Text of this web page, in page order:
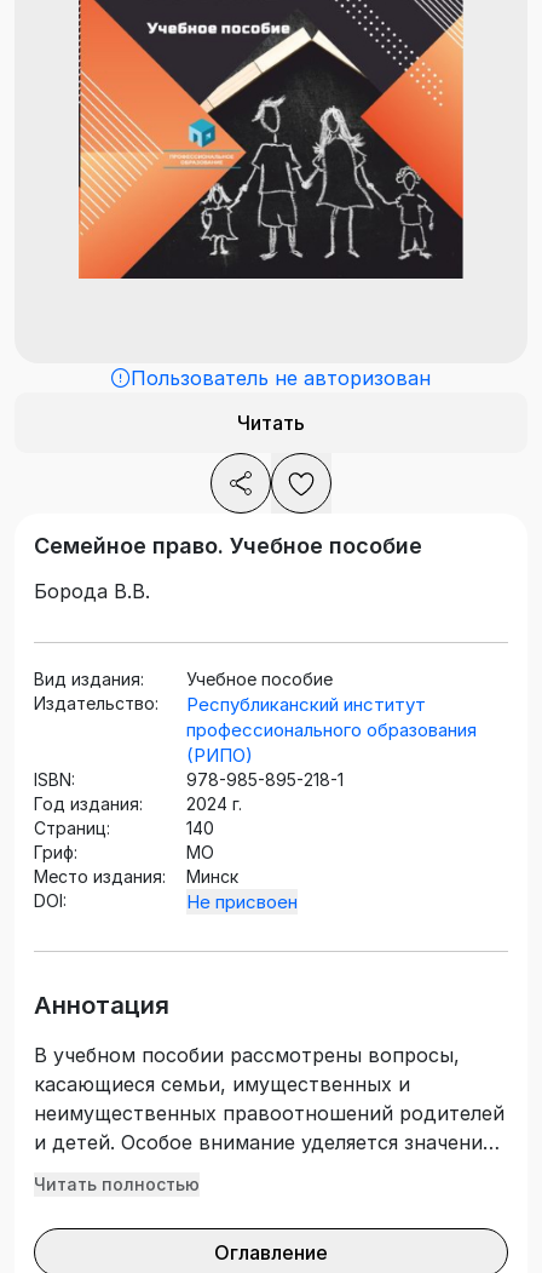
Пользователь не авторизован
Читать
Семейное право. Учебное пособие
Борода В.В.
Вид издания:
Учебное пособие
Издательство:
Республиканский институт
профессионального образования
(РИПО)
ISBN:
978-985-895-218-1
Год издания:
2024 г.
Страниц:
140
Гриф:
МО
Место издания:
Минск
DOI:
Не присвоен
Аннотация
В учебном пособии рассмотрены вопросы,
касающиеся семьи, имущественных и
неимущественных правоотношений родителей
и детей. Особое внимание уделяется значению
и порядку регистрации актов гражданского
вопросы для самоконтроля. Предназначено
для учащихся учреждений образования,
Читать полностью
Оглавление